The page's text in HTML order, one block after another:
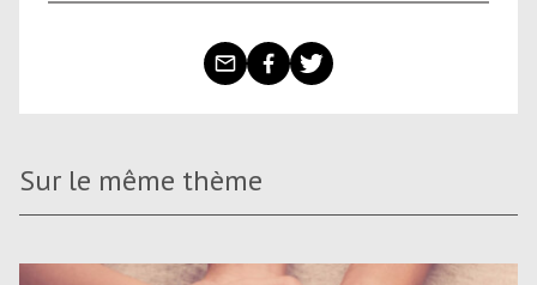
Sur le même thème